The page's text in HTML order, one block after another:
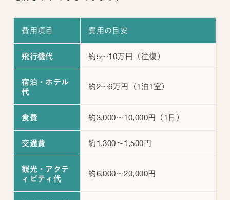
費用項目 費用の目安
飛行機代 約5～10万円（往復）
宿泊・ホテル
代
約2～6万円（1泊1室）
食費 約3,000～10,000円（1日）
交通費 約1,300～1,500円
観光・アクテ
ィビティ代
約6,000～20,000円